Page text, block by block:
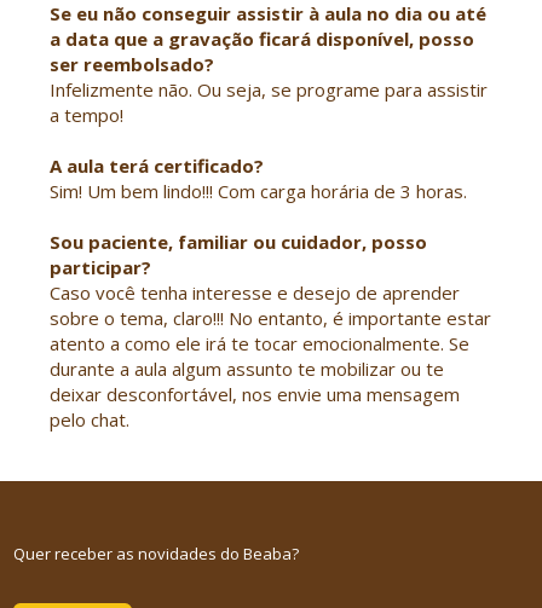
Se eu não conseguir assistir à aula no dia ou até
a data que a gravação ficará disponível, posso
ser reembolsado?
Infelizmente não. Ou seja, se programe para assistir
a tempo!
A aula terá certificado?
Sim! Um bem lindo!!! Com carga horária de 3 horas.
Sou paciente, familiar ou cuidador, posso
participar?
Caso você tenha interesse e desejo de aprender
sobre o tema, claro!!! No entanto, é importante estar
atento a como ele irá te tocar emocionalmente. Se
durante a aula algum assunto te mobilizar ou te
deixar desconfortável, nos envie uma mensagem
pelo chat.
Quer receber as novidades do Beaba?